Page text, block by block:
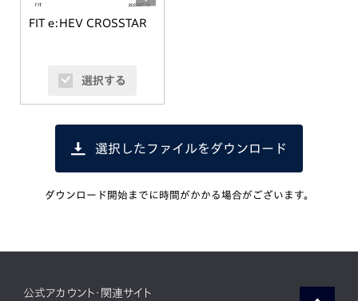
FIT e:HEV CROSSTAR
選択する
選択したファイルをダウンロード
ダウンロード開始までに時間がかかる場合がございます。
公式アカウント・関連サイト